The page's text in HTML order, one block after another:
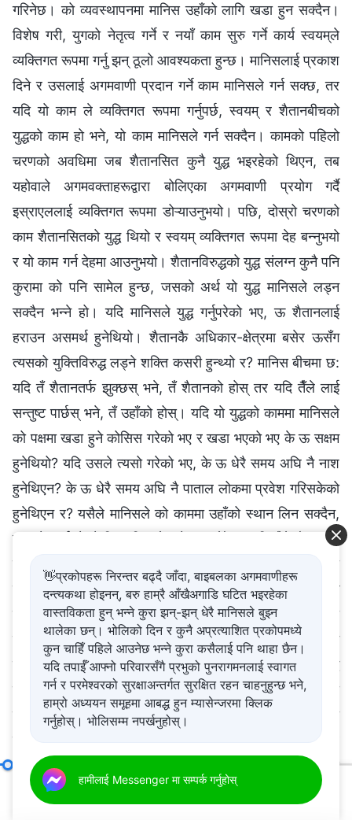
गरिनेछ। को व्यवस्थापनमा मानिस उहाँको लागि खडा हुन सक्दैन।
विशेष गरी, युगको नेतृत्व गर्ने र नयाँ काम सुरु गर्ने कार्य स्वयम्‌ले
व्यक्तिगत रूपमा गर्नु झन् ठूलो आवश्यकता हुन्छ। मानिसलाई प्रकाश
दिने र उसलाई अगमवाणी प्रदान गर्ने काम मानिसले गर्न सक्छ, तर
यदि यो काम ले व्यक्तिगत रूपमा गर्नुपर्छ, स्वयम् र शैतानबीचको
युद्धको काम हो भने, यो काम मानिसले गर्न सक्दैन। कामको पहिलो
चरणको अवधिमा जब शैतानसित कुनै युद्ध भइरहेको थिएन, तब
यहोवाले अगमवक्ताहरूद्वारा बोलिएका अगमवाणी प्रयोग गर्दै
इस्राएललाई व्यक्तिगत रूपमा डोऱ्याउनुभयो। पछि, दोस्रो चरणको
काम शैतानसितको युद्ध थियो र स्वयम्‌ व्यक्तिगत रूपमा देह बन्नुभयो
र यो काम गर्न देहमा आउनुभयो। शैतानविरुद्धको युद्ध संलग्न कुनै पनि
कुरामा को पनि सामेल हुन्छ, जसको अर्थ यो युद्ध मानिसले लड्न
सक्दैन भन्ने हो। यदि मानिसले युद्ध गर्नुपरेको भए, ऊ शैतानलाई
हराउन असमर्थ हुनेथियो। शैतानकै अधिकार-क्षेत्रमा बसेर ऊसँग
त्यसको युक्तिविरुद्ध लड्ने शक्ति कसरी हुन्थ्यो र? मानिस बीचमा छ:
यदि तँ शैतानतर्फ झुक्छस् भने, तँ शैतानको होस् तर यदि तैँले लाई
सन्तुष्ट पार्छस् भने, तँ उहाँको होस्। यदि यो युद्धको काममा मानिसले
को पक्षमा खडा हुने कोसिस गरेको भए र खडा भएको भए के ऊ सक्षम
हुनेथियो? यदि उसले त्यसो गरेको भए, के ऊ धेरै समय अघि नै नाश
हुनेथिएन? के ऊ धेरै समय अघि नै पाताल लोकमा प्रवेश गरिसकेको
हुनेथिएन र? यसैले मानिसले को काममा उहाँको स्थान लिन सक्दैन,
जसको अर्थ यो हो कि मानिससँग को सार हुँदैन र यदि तैँले शैतानसँग
काम मात्रै गर्न सक्दछ; उसले केही मानिसहरूलाई जित्न सक्छ तर ऊ
को स्वयम्‌को काममा को स्थानमा खडा हुन सक्दैन। मानिसले कसरी
शैतानसँग युद्ध गर्न सक्थ्यो र? तैँले युद्ध सुरु गर्नुभन्दा पहिले नै
शैतानले तँलाई कैदी बनाउनेथियो। जब स्वयम्‌ले शैतानसँग युद्ध
गर्नुहुन्छ र मानिसले यसै आधारमा लाई पछ्याउँछ र उहाँको आज्ञा
पालन गर्दछ, तब मात्र मानिस द्वारा प्राप्त हुन सक्छ र शैतानका
क्षमताहरूले हासिल गर्न सक्छ ती अति सीमित छन्; ऊ मानिसलाई पूर्ण
बनाउन, उसलाई डोऱ्याउन र त्यसबाहेक शैतानलाई हराउन असमर्थ
👋प्रकोपहरू निरन्तर बढ्दै जाँदा, बाइबलका अगमवाणीहरू
दन्त्यकथा होइनन्, बरु हाम्रै आँखैअगाडि घटित भइरहेका
वास्तविकता हुन् भन्ने कुरा झन्-झन् धेरै मानिसले बुझ्न
थालेका छन्। भोलिको दिन र कुनै अप्रत्याशित प्रकोपमध्ये
कुन चाहिँ पहिले आउनेछ भन्ने कुरा कसैलाई पनि थाहा छैन।
यदि तपाईँ आफ्नो परिवारसँगै प्रभुको पुनरागमनलाई स्वागत
गर्न र परमेश्‍वरको सुरक्षाअन्तर्गत सुरक्षित रहन चाहनुहुन्छ भने,
हाम्रो अध्ययन समूहमा आबद्ध हुन म्यासेन्जरमा क्लिक
गर्नुहोस्। भोलिसम्म नपर्खनुहोस्।
हामीलाई Messenger मा सम्पर्क गर्नुहोस्